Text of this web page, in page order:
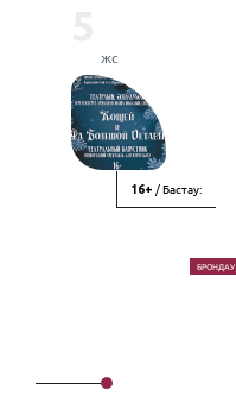
жс
16+ / Бастау:
БРОНДАУ